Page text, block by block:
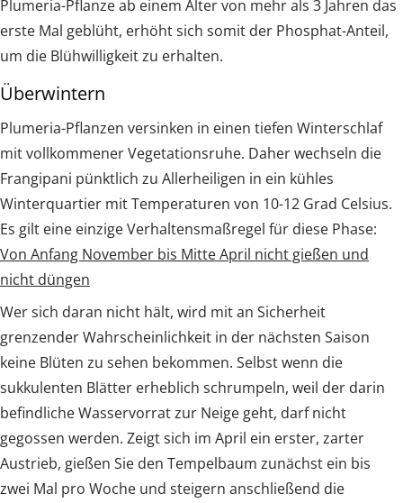
Plumeria-Pflanze ab einem Alter von mehr als 3 Jahren das
erste Mal geblüht, erhöht sich somit der Phosphat-Anteil,
um die Blühwilligkeit zu erhalten.
Überwintern
Plumeria-Pflanzen versinken in einen tiefen Winterschlaf
mit vollkommener Vegetationsruhe. Daher wechseln die
Frangipani pünktlich zu Allerheiligen in ein kühles
Winterquartier mit Temperaturen von 10-12 Grad Celsius.
Es gilt eine einzige Verhaltensmaßregel für diese Phase:
Von Anfang November bis Mitte April nicht gießen und
nicht düngen
Wer sich daran nicht hält, wird mit an Sicherheit
grenzender Wahrscheinlichkeit in der nächsten Saison
keine Blüten zu sehen bekommen. Selbst wenn die
sukkulenten Blätter erheblich schrumpeln, weil der darin
befindliche Wasservorrat zur Neige geht, darf nicht
gegossen werden. Zeigt sich im April ein erster, zarter
Austrieb, gießen Sie den Tempelbaum zunächst ein bis
zwei Mal pro Woche und steigern anschließend die